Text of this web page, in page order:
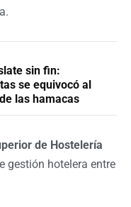
sin fin:
se equivocó al
las hamacas
de Hostelería
gestión hotelera entre